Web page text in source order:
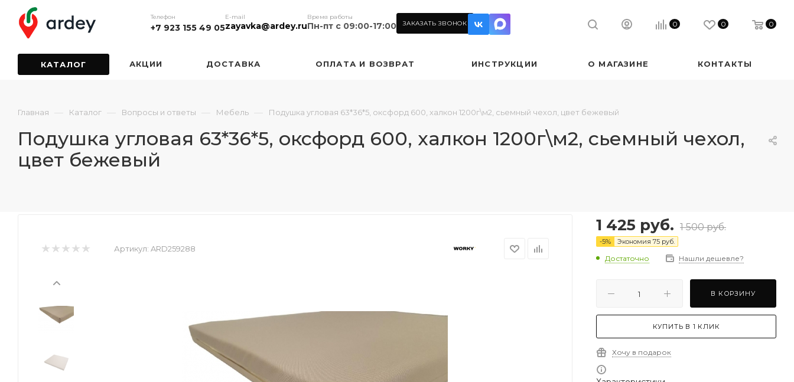
Телефон
+7 923 155 49 05
E-mail
zayavka@ardey.ru
Время работы
Пн-пт с 09:00-17:00 ЗАКАЗАТЬ ЗВОНОК 0 0 0
КАТАЛОГ АКЦИИ ДОСТАВКА ОПЛАТА И ВОЗВРАТ ИНСТРУКЦИИ О МАГАЗИНЕ КОНТАКТЫ
Главная — Каталог — Вопросы и ответы — Мебель — Подушка угловая 63*36*5, оксфорд 600, халкон 1200г\м2, сьемный чехол, цвет бежевый
Подушка угловая 63*36*5, оксфорд 600, халкон 1200г\м2, сьемный чехол,
цвет бежевый
Артикул: ARD259288
1 425 руб. 1 500руб.
-5% Экономия 75 руб.
Достаточно Нашли дешевле?
В КОРЗИНУ
КУПИТЬ В 1 КЛИК
Хочу в подарок